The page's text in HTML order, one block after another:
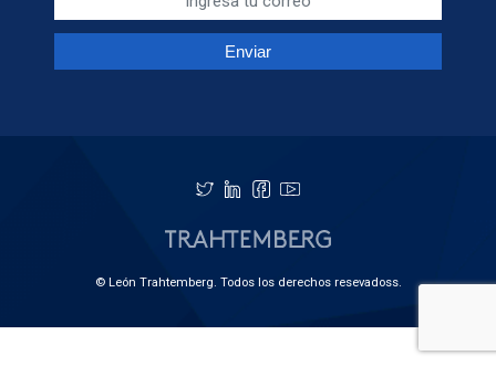
© León Trahtemberg. Todos los derechos resevadoss.